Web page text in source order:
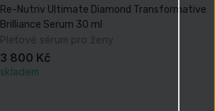
Re-Nutriv Ultimate Diamond Transformative
Brilliance Serum 30 ml
Pleťové sérum pro ženy
3 800 Kč
skladem